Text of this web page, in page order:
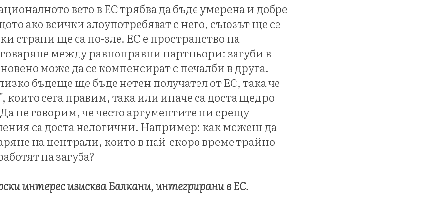
вето в ЕС трябва да бъде умерена и добре
ако всички злоупотребяват с него, съюзът ще се
страни ще са по-зле. ЕС е пространство на
между равноправни партньори: загуби в
може да се компенсират с печалби в друга.
бъдеще ще бъде нетен получател от ЕС, така че
сега правим, така или иначе са доста щедро
не говорим, че често аргументите ни срещу
са доста нелогични. Например: как можеш да
на централи, които в най-скоро време трайно
на загуба?
интерес изисква Балкани, интегрирани в ЕС.